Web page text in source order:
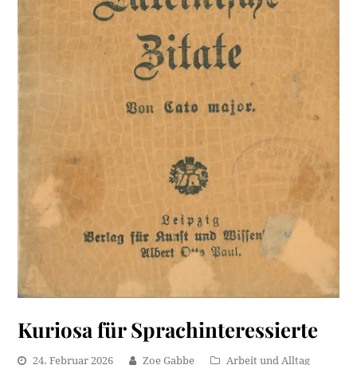
Kuriosa für Sprachinteressierte
24. Februar 2026 Zoe Gabbe Arbeit und Alltag